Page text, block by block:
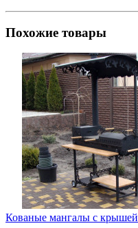
Похожие товары
Кованые мангалы с крышей